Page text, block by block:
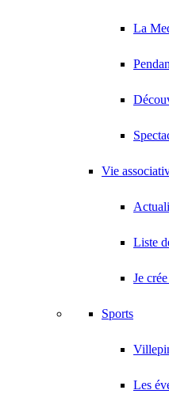
La
Vie
Liste
Je
Sports
Les